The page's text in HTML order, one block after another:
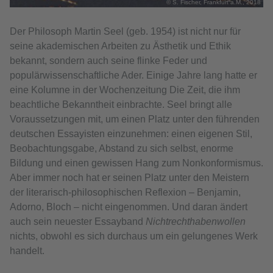
© S. Fischer, Frankfurt a.M., 2018
Der Philosoph Martin Seel (geb. 1954) ist nicht nur für
seine akademischen Arbeiten zu Ästhetik und Ethik
bekannt, sondern auch seine flinke Feder und
populärwissenschaftliche Ader. Einige Jahre lang hatte er
eine Kolumne in der Wochenzeitung Die Zeit, die ihm
beachtliche Bekanntheit einbrachte. Seel bringt alle
Voraussetzungen mit, um einen Platz unter den führenden
deutschen Essayisten einzunehmen: einen eigenen Stil,
Beobachtungsgabe, Abstand zu sich selbst, enorme
Bildung und einen gewissen Hang zum Nonkonformismus.
Aber immer noch hat er seinen Platz unter den Meistern
der literarisch-philosophischen Reflexion – Benjamin,
Adorno, Bloch – nicht eingenommen. Und daran ändert
auch sein neuester Essayband Nichtrechthabenwollen
nichts, obwohl es sich durchaus um ein gelungenes Werk
handelt.